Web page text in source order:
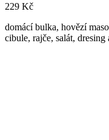
229 Kč
domácí bulka, hovězí
cibule, rajče, salát,